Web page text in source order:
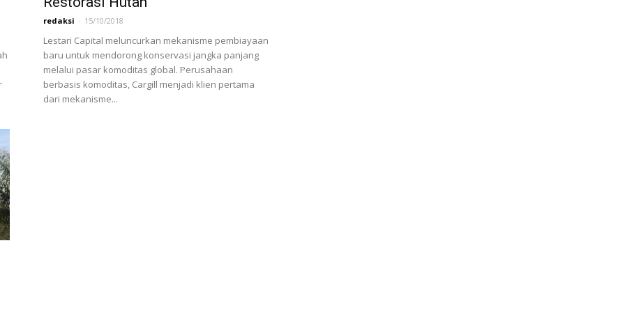
redaksi - 15/10/2018
Lestari Capital meluncurkan mekanisme pembiayaan
baru untuk mendorong konservasi jangka panjang
melalui pasar komoditas global. Perusahaan
berbasis komoditas, Cargill menjadi klien pertama
dari mekanisme...